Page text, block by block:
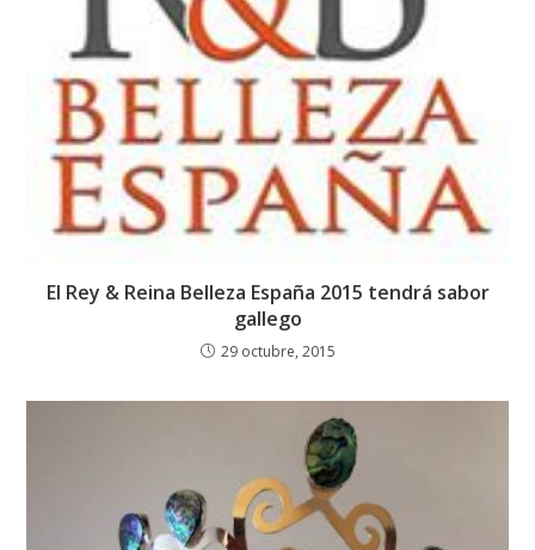
El Rey & Reina Belleza España 2015 tendrá sabor
gallego
29 octubre, 2015